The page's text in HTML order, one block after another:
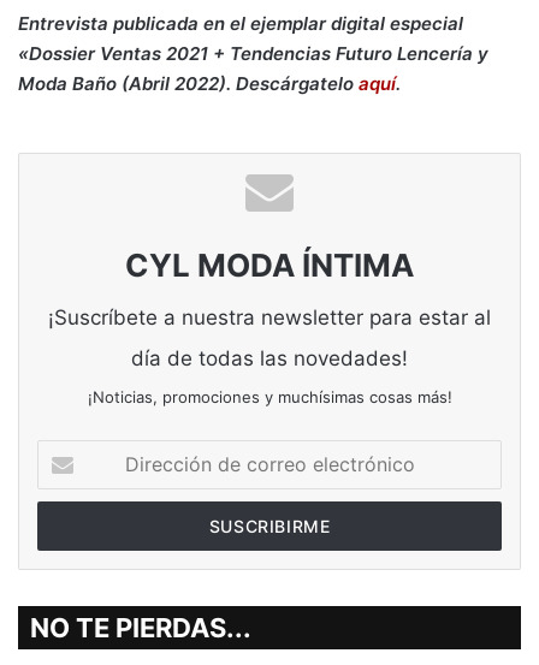
Entrevista publicada en el ejemplar digital especial
«Dossier Ventas 2021 + Tendencias Futuro Lencería y
Moda Baño (Abril 2022). Descárgatelo aquí.
CYL MODA ÍNTIMA
¡Suscríbete a nuestra newsletter para estar al
día de todas las novedades!
¡Noticias, promociones y muchísimas cosas más!
de
correo
NO TE PIERDAS...